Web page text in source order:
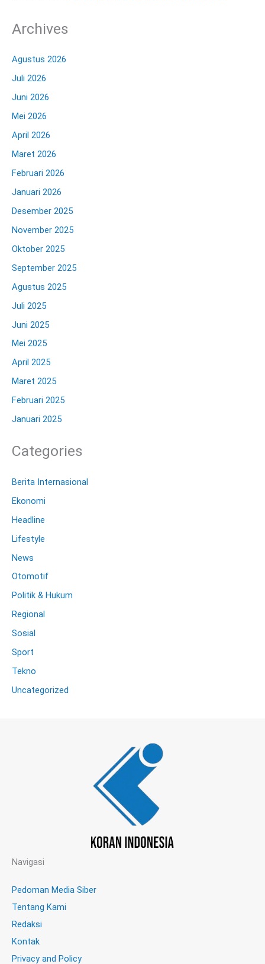
Archives
Agustus 2026
Juli 2026
Juni 2026
Mei 2026
April 2026
Maret 2026
Februari 2026
Januari 2026
Desember 2025
November 2025
Oktober 2025
September 2025
Agustus 2025
Juli 2025
Juni 2025
Mei 2025
April 2025
Maret 2025
Februari 2025
Januari 2025
Categories
Berita Internasional
Ekonomi
Headline
Lifestyle
News
Otomotif
Politik & Hukum
Regional
Sosial
Sport
Tekno
Uncategorized
Navigasi
Pedoman Media Siber
Tentang Kami
Redaksi
Kontak
Privacy and Policy